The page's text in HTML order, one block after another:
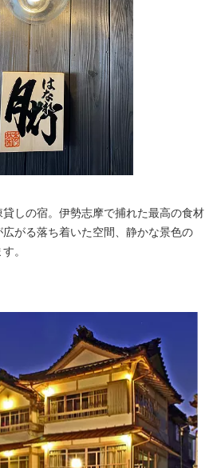
しの宿。伊勢志摩で捕れた最高の食材
がる落ち着いた空間、静かな景色の
。